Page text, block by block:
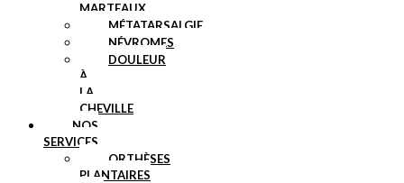
MARTEAUX
MÉTATARSALGIE
NÉVROMES
DOULEUR
À
LA
CHEVILLE
NOS
SERVICES
ORTHÈSES
PLANTAIRES